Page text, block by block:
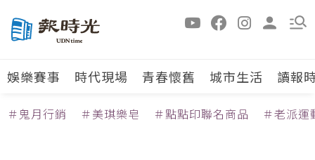
娛樂賽事 時代現場 青春懷舊 城市生活 讀報
＃鬼月行銷 ＃美琪樂皂 ＃點點印聯名商品 ＃老派運